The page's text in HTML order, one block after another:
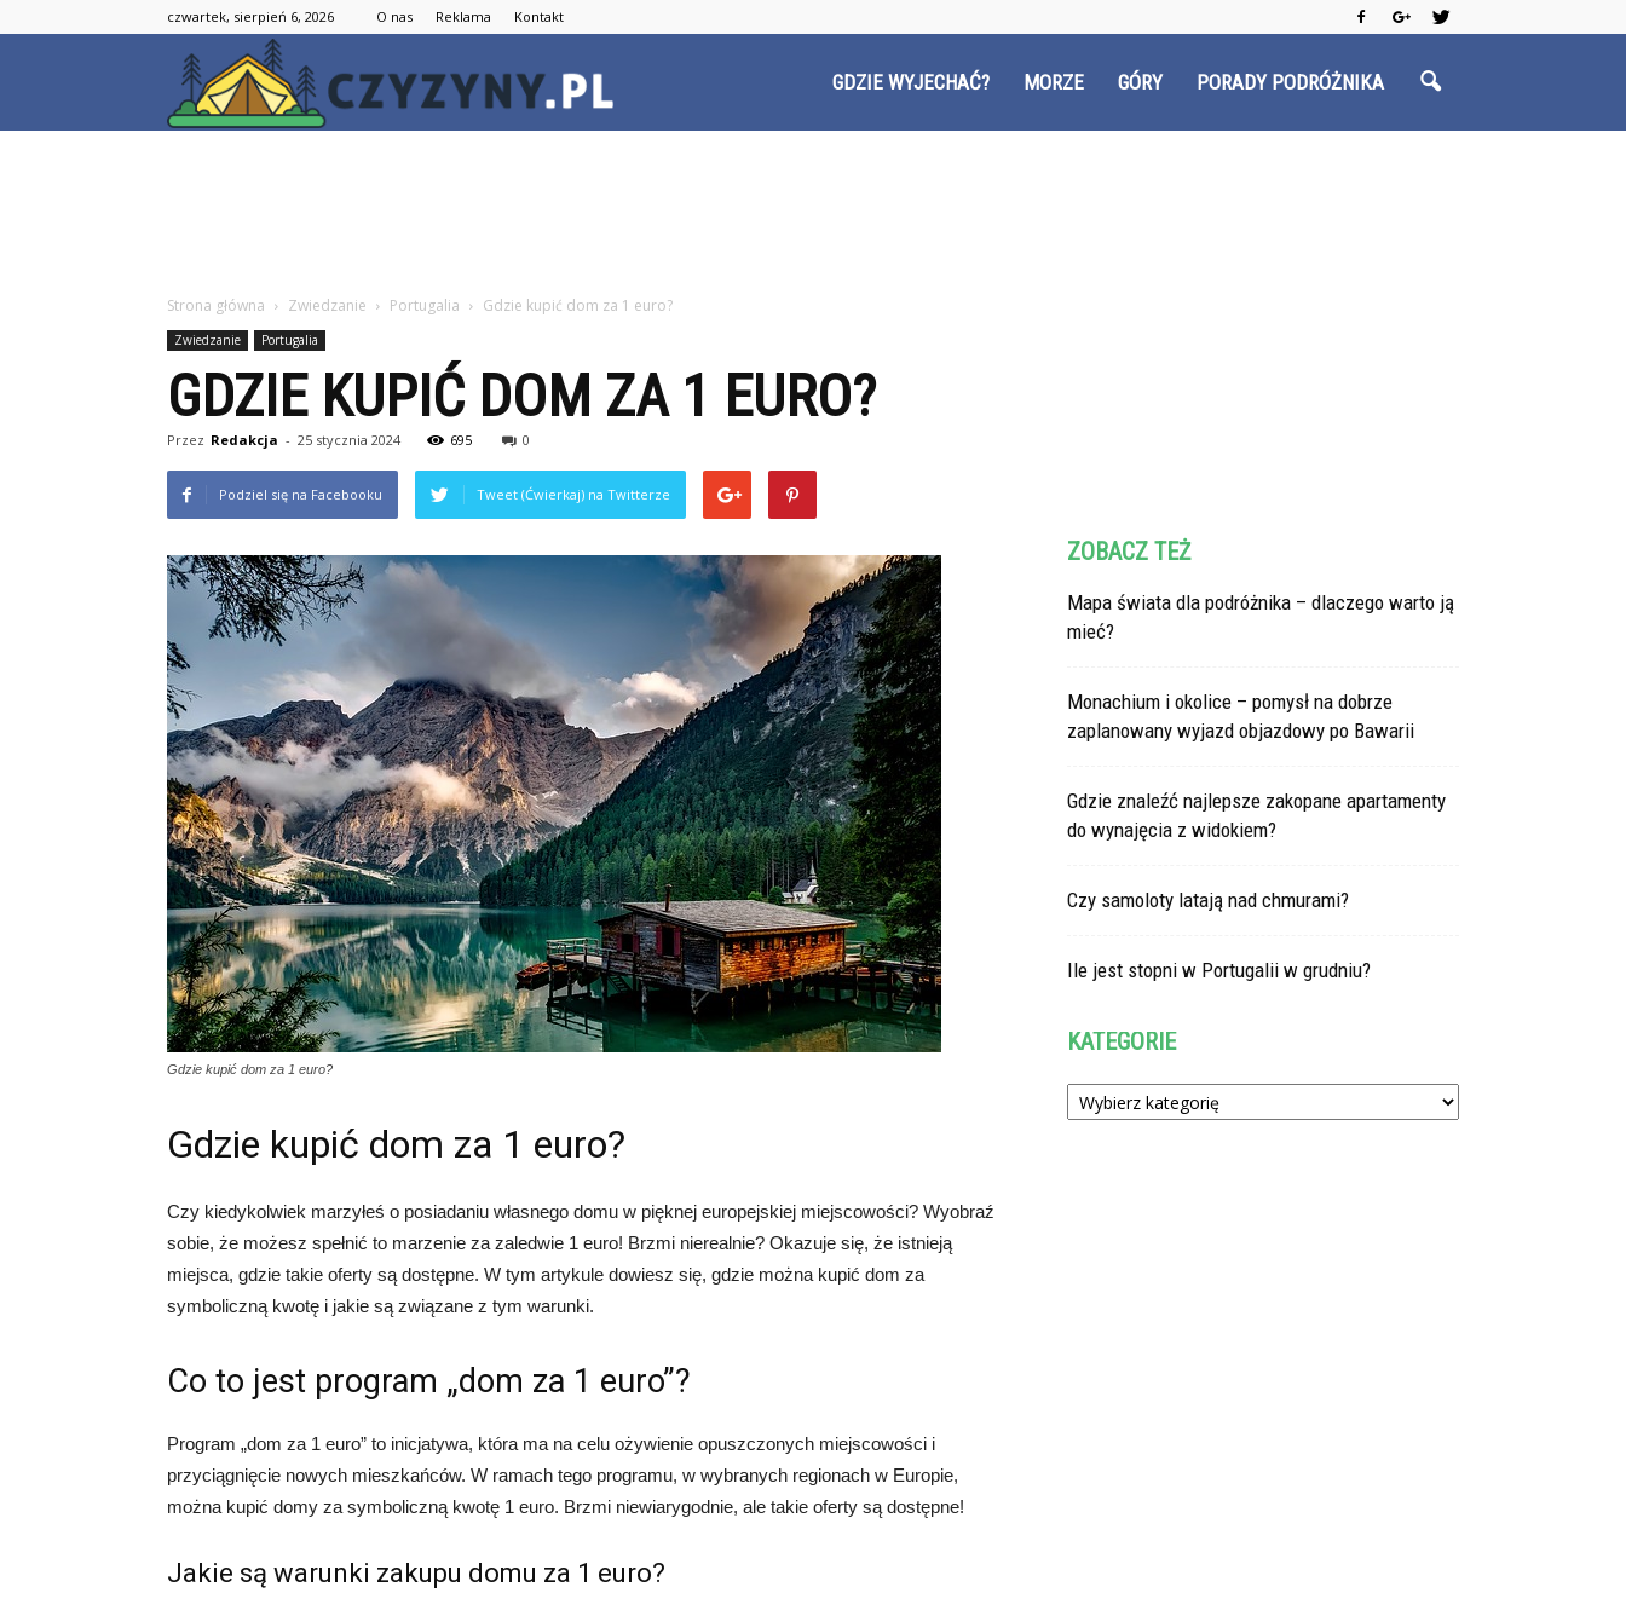
czwartek, sierpień 6, 2026 O nas Reklama Kontakt
GDZIE WYJECHAĆ? MORZE GÓRY PORADY PODRÓŻNIKA
Strona główna Zwiedzanie Portugalia Gdzie kupić dom za 1 euro?
Zwiedzanie Portugalia
GDZIE KUPIĆ DOM ZA 1 EURO?
Przez Redakcja - 25 stycznia 2024 695 0
Podziel się na Facebooku Tweet (Ćwierkaj) na Twitterze
Gdzie kupić dom za 1 euro?
Gdzie kupić dom za 1 euro?
Czy kiedykolwiek marzyłeś o posiadaniu własnego domu w pięknej europejskiej miejscowości? Wyobraź
sobie, że możesz spełnić to marzenie za zaledwie 1 euro! Brzmi nierealnie? Okazuje się, że istnieją
miejsca, gdzie takie oferty są dostępne. W tym artykule dowiesz się, gdzie można kupić dom za
symboliczną kwotę i jakie są związane z tym warunki.
Co to jest program „dom za 1 euro”?
Program „dom za 1 euro” to inicjatywa, która ma na celu ożywienie opuszczonych miejscowości i
przyciągnięcie nowych mieszkańców. W ramach tego programu, w wybranych regionach w Europie,
można kupić domy za symboliczną kwotę 1 euro. Brzmi niewiarygodnie, ale takie oferty są dostępne!
Jakie są warunki zakupu domu za 1 euro?
ZOBACZ TEŻ
Mapa świata dla podróżnika – dlaczego warto ją
mieć?
Monachium i okolice – pomysł na dobrze
zaplanowany wyjazd objazdowy po Bawarii
Gdzie znaleźć najlepsze zakopane apartamenty
do wynajęcia z widokiem?
Czy samoloty latają nad chmurami?
Ile jest stopni w Portugalii w grudniu?
KATEGORIE
Kategorie